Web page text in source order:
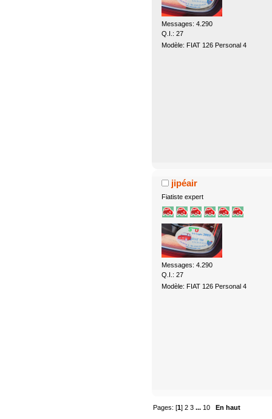
Messages: 4.290
Q.I.: 27
Modèle: FIAT 126 Personal 4
jipéair
Fiatiste expert
Messages: 4.290
Q.I.: 27
Modèle: FIAT 126 Personal 4
Pages: [1]2 3 ... 10 En haut